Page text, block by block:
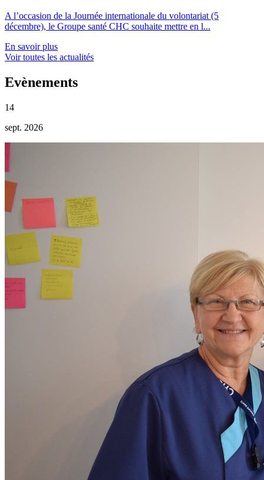
A l’occasion de la Journée internationale du volontariat (5
décembre), le Groupe santé CHC souhaite mettre en l...
En savoir plus
Voir toutes les actualités
Evènements
14
sept. 2026